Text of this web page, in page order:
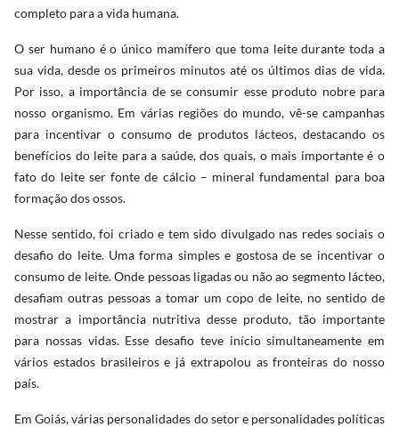
completo para a vida humana.
O ser humano é o único mamífero que toma leite durante toda a
sua vida, desde os primeiros minutos até os últimos dias de vida.
Por isso, a importância de se consumir esse produto nobre para
nosso organismo. Em várias regiões do mundo, vê-se campanhas
para incentivar o consumo de produtos lácteos, destacando os
benefícios do leite para a saúde, dos quais, o mais importante é o
fato do leite ser fonte de cálcio – mineral fundamental para boa
formação dos ossos.
Nesse sentido, foi criado e tem sido divulgado nas redes sociais o
desafio do leite. Uma forma simples e gostosa de se incentivar o
consumo de leite. Onde pessoas ligadas ou não ao segmento lácteo,
desafiam outras pessoas a tomar um copo de leite, no sentido de
mostrar a importância nutritiva desse produto, tão importante
para nossas vidas. Esse desafio teve início simultaneamente em
vários estados brasileiros e já extrapolou as fronteiras do nosso
país.
Em Goiás, várias personalidades do setor e personalidades políticas